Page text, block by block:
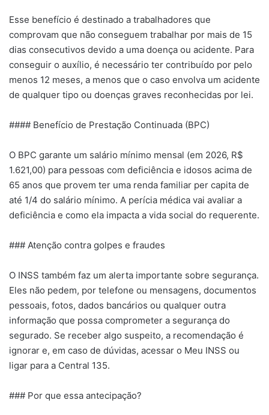
Esse benefício é destinado a trabalhadores que
comprovam que não conseguem trabalhar por mais de 15
dias consecutivos devido a uma doença ou acidente. Para
conseguir o auxílio, é necessário ter contribuído por pelo
menos 12 meses, a menos que o caso envolva um acidente
de qualquer tipo ou doenças graves reconhecidas por lei.
#### Benefício de Prestação Continuada (BPC)
O BPC garante um salário mínimo mensal (em 2026, R$
1.621,00) para pessoas com deficiência e idosos acima de
65 anos que provem ter uma renda familiar per capita de
até 1/4 do salário mínimo. A perícia médica vai avaliar a
deficiência e como ela impacta a vida social do requerente.
### Atenção contra golpes e fraudes
O INSS também faz um alerta importante sobre segurança.
Eles não pedem, por telefone ou mensagens, documentos
pessoais, fotos, dados bancários ou qualquer outra
informação que possa comprometer a segurança do
segurado. Se receber algo suspeito, a recomendação é
ignorar e, em caso de dúvidas, acessar o Meu INSS ou
ligar para a Central 135.
### Por que essa antecipação?